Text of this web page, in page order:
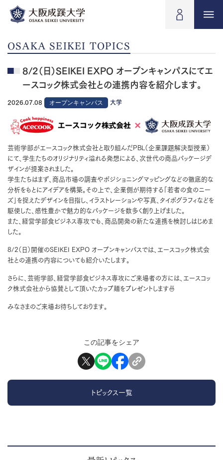
OSAKA SEIKEI TOPICS
8/2（日）SEIKEI EXPO オープンキャンパスにてエ
ースコック株式会社との連携内容を紹介します。
2026.07.08 オープンキャンパス 大学
芸術学部がエースコック株式会社と取り組んだPBL（企業課題解決型授業）
にて、学生たちのオリジナリティ溢れる発想による、次世代の商品パッケージデ
ザインが提案されました。
学生たちはまず、商品市場の調査やポジショニングマッピングなどの徹底的な
分析をもとにアイデアを構築。その上で、企業側が期待する「若者の食のニー
ズ」を捉えたデザインを目指し、イラストレーションや写真、タイポグラフィなどを
駆使した、感性豊かで魅力的なパッケージを数多く創り上げました。
また、経営学部食ビジネス専攻でも、商品開発の新たな連携を検討しはじめま
した。
8/2（日）開催のSEIKEI EXPO オープンキャンパスでは、エースコック株式会
社との連携の内容についても紹介いたします。
さらに、芸術学部、経営学部食ビジネス専攻にご来場者の方には、エースコッ
ク株式会社から協賛として頂いたカップ麺をプレゼントします🍜
みなさまのご来場お待ちしております。
この記事をシェア
トピックス一覧